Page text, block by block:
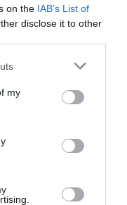
on the IAB’s List of
disclose it to other
my
67.